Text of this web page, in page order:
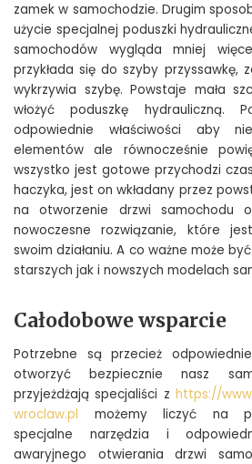
zamek w samochodzie. Drugim
użycie specjalnej poduszki
samochodów wygląda mniej
przykłada się do szyby przyssawkę,
wykrzywia szybę. Powstaje mała
włożyć poduszkę hydrauliczną.
odpowiednie właściwości aby
elementów ale równocześnie
wszystko jest gotowe przychodzi
haczyka, jest on wkładany przez
na otworzenie drzwi samochodu
nowoczesne rozwiązanie, które
swoim działaniu. A co ważne może
starszych jak i nowszych modelach
Całodobowe wsparcie
Potrzebne są przecież
otworzyć bezpiecznie nasz
przyjeżdżają specjaliści z https://
wroclaw.pl możemy liczyć na
specjalne narzędzia i
awaryjnego otwierania drzwi